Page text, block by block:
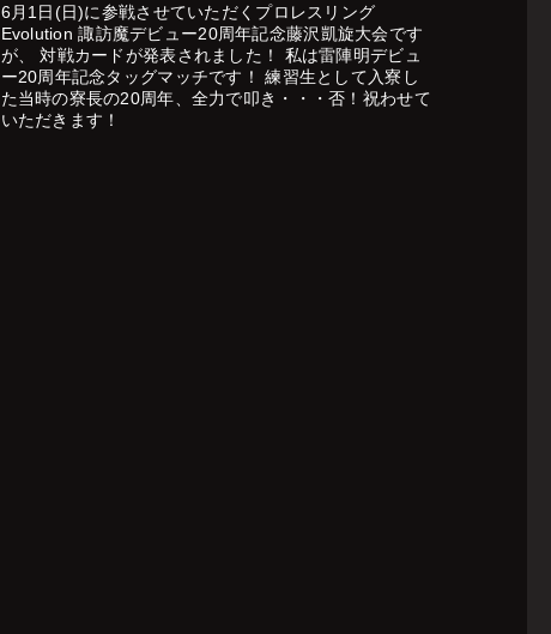
6月1日(日)に参戦させていただくプロレスリング
Evolution 諏訪魔デビュー20周年記念藤沢凱旋大会です
が、 対戦カードが発表されました！ 私は雷陣明デビュ
ー20周年記念タッグマッチです！ 練習生として入寮し
た当時の寮長の20周年、全力で叩き・・・否！祝わせて
いただきます！